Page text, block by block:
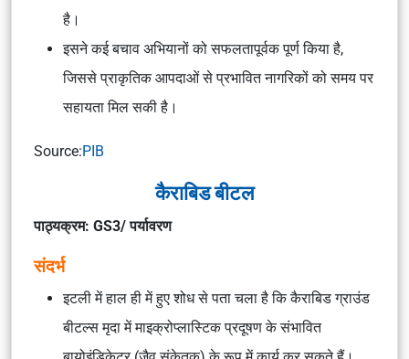
है।
इसने कई बचाव अभियानों को सफलतापूर्वक पूर्ण किया है,
जिससे प्राकृतिक आपदाओं से प्रभावित नागरिकों को समय पर
सहायता मिल सकी है।
Source:PIB
कैराबिड बीटल
पाठ्यक्रम: GS3/ पर्यावरण
संदर्भ
इटली में हाल ही में हुए शोध से पता चला है कि कैराबिड ग्राउंड
बीटल्स मृदा में माइक्रोप्लास्टिक प्रदूषण के संभावित